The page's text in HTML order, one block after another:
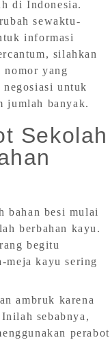
di Indonesia.
sewaktu-
informasi
silahkan
nomor yang
untuk
jumlah banyak.
Sekolah
bahan besi mulai
berbahan kayu.
begitu
meja kayu sering
ambruk karena
sebabnya,
perabot